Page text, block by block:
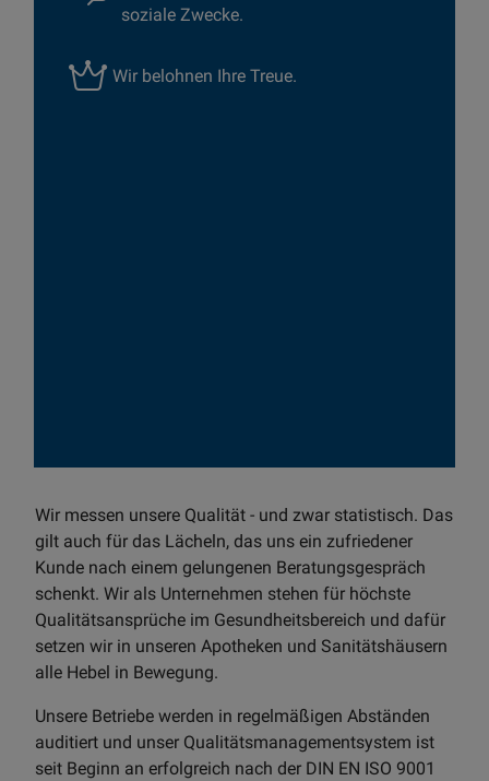
soziale Zwecke.
Wir belohnen Ihre Treue.
Wir messen unsere Qualität - und zwar statistisch. Das
gilt auch für das Lächeln, das uns ein zufriedener
Kunde nach einem gelungenen Beratungsgespräch
schenkt. Wir als Unternehmen stehen für höchste
Qualitätsansprüche im Gesundheitsbereich und dafür
setzen wir in unseren Apotheken und Sanitätshäusern
alle Hebel in Bewegung.
Unsere Betriebe werden in regelmäßigen Abständen
auditiert und unser Qualitätsmanagementsystem ist
seit Beginn an erfolgreich nach der DIN EN ISO 9001